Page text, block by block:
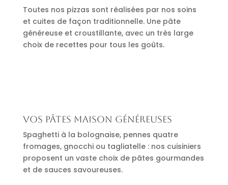
Toutes nos pizzas sont réalisées par nos soins
et cuites de façon traditionnelle. Une pâte
généreuse et croustillante, avec un très large
choix de recettes pour tous les goûts.
Vos pâtes maison généreuses
Spaghetti à la bolognaise, pennes quatre
fromages, gnocchi ou tagliatelle : nos cuisiniers
proposent un vaste choix de pâtes gourmandes
et de sauces savoureuses.